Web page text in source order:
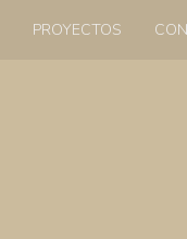
PROYECTOS